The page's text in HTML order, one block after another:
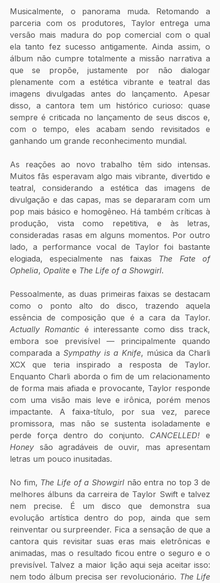
Musicalmente, o panorama muda. Retomando a
parceria com os produtores, Taylor entrega uma
versão mais madura do pop comercial com o qual
ela tanto fez sucesso antigamente. Ainda assim, o
álbum não cumpre totalmente a missão narrativa a
que se propõe, justamente por não dialogar
plenamente com a estética vibrante e teatral das
imagens divulgadas antes do lançamento. Apesar
disso, a cantora tem um histórico curioso: quase
sempre é criticada no lançamento de seus discos e,
com o tempo, eles acabam sendo revisitados e
ganhando um grande reconhecimento mundial.
As reações ao novo trabalho têm sido intensas.
Muitos fãs esperavam algo mais vibrante, divertido e
teatral, considerando a estética das imagens de
divulgação e das capas, mas se depararam com um
pop mais básico e homogêneo. Há também críticas à
produção, vista como repetitiva, e às letras,
consideradas rasas em alguns momentos. Por outro
lado, a performance vocal de Taylor foi bastante
elogiada, especialmente nas faixas The Fate of
Ophelia, Opalite e The Life of a Showgirl.
Pessoalmente, as duas primeiras faixas se destacam
como o ponto alto do disco, trazendo aquela
Actually Romantic é interessante como diss track,
embora soe previsível — principalmente quando
comparada a Sympathy is a Knife, música da Charli
XCX que teria inspirado a resposta de Taylor.
Enquanto Charli aborda o fim de um relacionamento
de forma mais afiada e provocante, Taylor responde
com uma visão mais leve e irônica, porém menos
impactante. A faixa-título, por sua vez, parece
promissora, mas não se sustenta isoladamente e
perde força dentro do conjunto. CANCELLED!
Honey são agradáveis de ouvir, mas apresentam
letras um pouco inusitadas.
No fim, The Life of a Showgirl não entra no top 3 de
melhores álbuns da carreira de Taylor Swift e talvez
nem precise. É um disco que demonstra sua
evolução artística dentro do pop, ainda que sem
reinventar ou surpreender. Fica a sensação de que a
cantora quis revisitar suas eras mais eletrônicas e
animadas, mas o resultado ficou entre o seguro e o
previsível. Talvez a maior lição aqui seja aceitar isso:
nem todo álbum precisa ser revolucionário. The Life